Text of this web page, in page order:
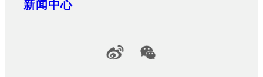
新闻中心
Official Social Media Accounts